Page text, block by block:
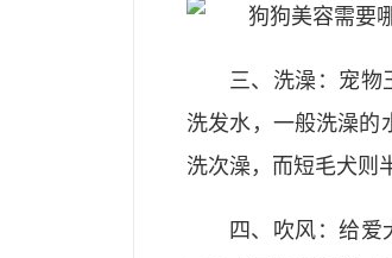
三、洗澡：宠物
洗发水，一般洗澡的
洗次澡，而短毛犬则
四、吹风：给